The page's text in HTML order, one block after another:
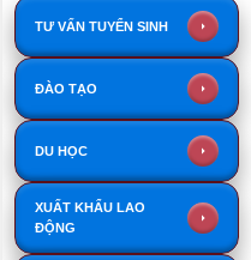
TƯ VẤN TUYỂN SINH
ĐÀO TẠO
DU HỌC
XUẤT KHẨU LAO
ĐỘNG